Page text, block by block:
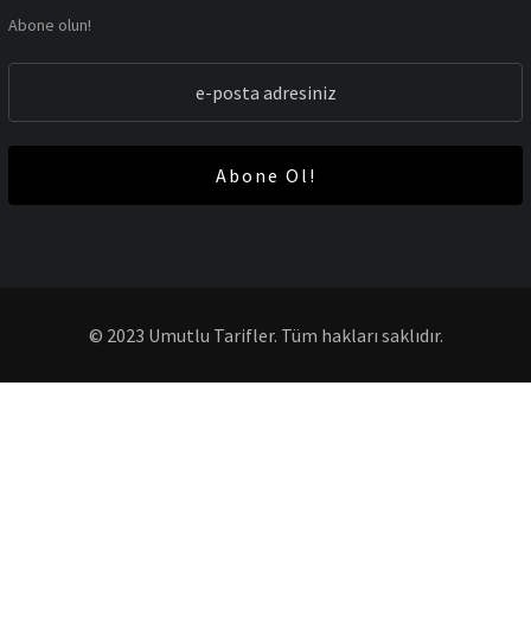
Abone olun!
Abone Ol!
© 2023 Umutlu Tarifler. Tüm hakları saklıdır.